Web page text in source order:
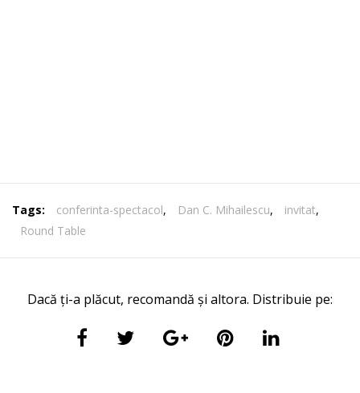
Tags: conferinta-spectacol, Dan C. Mihailescu, invitat,
Round Table
Dacă ți-a plăcut, recomandă și altora. Distribuie pe: